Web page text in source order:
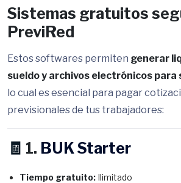
Sistemas gratuitos
PreviRed
Estos softwares permiten generar
sueldo y archivos electrónicos para
lo cual es esencial para pagar
previsionales de tus trabajadores:
🧾 1. BUK Starter
Tiempo gratuito: Ilimitado